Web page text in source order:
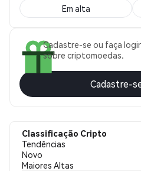
Em alta
Cadastre-se ou faça
sobre criptomoedas.
Cadastre-
Classificação Cripto
Tendências
Novo
Maiores Altas